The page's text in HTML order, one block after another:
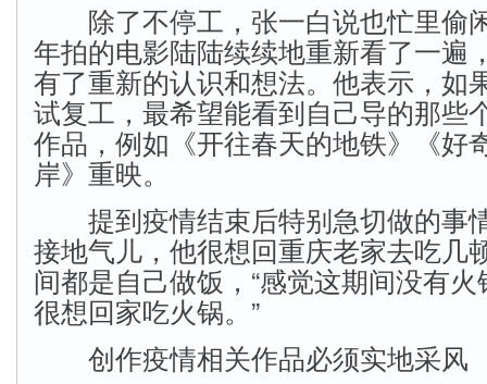
除了不停工，张一白说也忙里偷
年拍的电影陆陆续续地重新看了一遍
有了重新的认识和想法。他表示，如
试复工，最希望能看到自己导的那些
作品，例如《开往春天的地铁》《好
岸》重映。
提到疫情结束后特别急切做的事
接地气儿，他很想回重庆老家去吃几
间都是自己做饭，“感觉这期间没有
很想回家吃火锅。”
创作疫情相关作品必须实地采风